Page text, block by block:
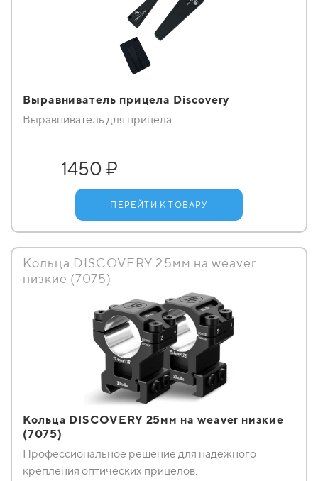
Выравниватель прицела Discovery
Выравниватель для прицела
1450 ₽
ПЕРЕЙТИ К ТОВАРУ
Кольца DISCOVERY 25мм на weaver
низкие (7075)
Кольца DISCOVERY 25мм на weaver низкие
(7075)
Профессиональное решение для надежного
крепления оптических прицелов.